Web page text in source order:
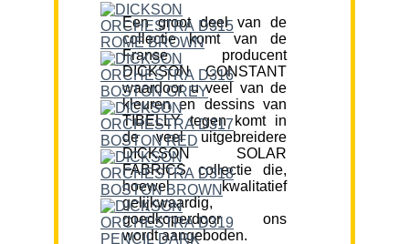
Een groot deel van de
collectie komt van de
Franse producent
DICKSON CONSTANT
waardoor u veel van de
kleuren en dessins van
TIBELLY tegen komt in
de veel uitgebreidere
DICKSON SOLAR
FABRICS collectie die,
hoewel kwalitatief
gelijkwaardig,
goedkoperdoor ons
wordt aangeboden.